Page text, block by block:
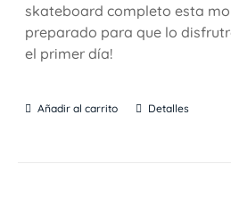
skateboard completo esta
preparado para que lo
el primer día!
Añadir al carrito Detalles